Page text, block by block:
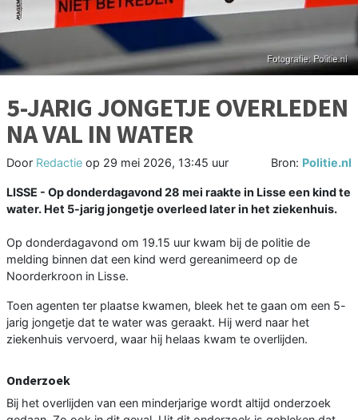
5-JARIG JONGETJE OVERLEDEN
NA VAL IN WATER
Door Redactie op 29 mei 2026, 13:45 uur Bron: Politie.nl
LISSE - Op donderdagavond 28 mei raakte in Lisse een kind te
water. Het 5-jarig jongetje overleed later in het ziekenhuis.
Op donderdagavond om 19.15 uur kwam bij de politie de
melding binnen dat een kind werd gereanimeerd op de
Noorderkroon in Lisse.
Toen agenten ter plaatse kwamen, bleek het te gaan om een 5-
jarig jongetje dat te water was geraakt. Hij werd naar het
ziekenhuis vervoerd, waar hij helaas kwam te overlijden.
Onderzoek
Bij het overlijden van een minderjarige wordt altijd onderzoek